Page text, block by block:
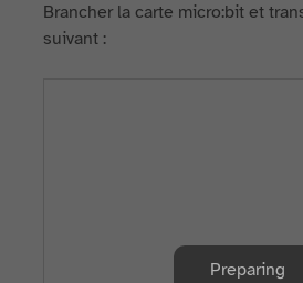
Brancher la carte micro:bit et
suivant :
Preparing